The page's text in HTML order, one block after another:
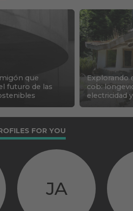
que
futuro de las
Explorando
cob:
electricidad
FOR YOU
JA